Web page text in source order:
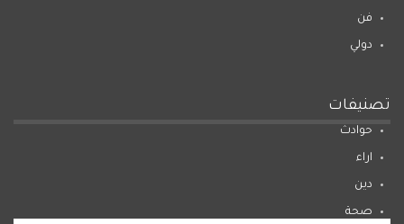
فن
دولي
تصنيفات
حوادث
اراء
دين
صحة